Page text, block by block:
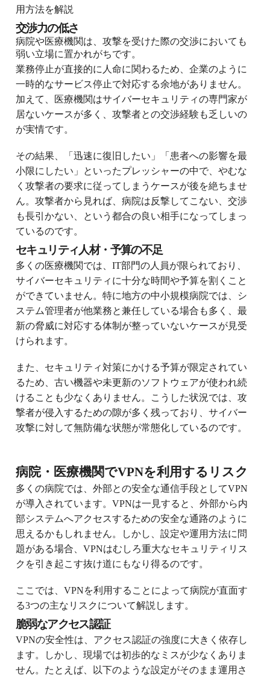
用方法を解説
交渉力の低さ
病院や医療機関は、攻撃を受けた際の交渉においても
弱い立場に置かれがちです。
業務停止が直接的に人命に関わるため、企業のように
一時的なサービス停止で対応する余地がありません。
加えて、医療機関はサイバーセキュリティの専門家が
居ないケースが多く、攻撃者との交渉経験も乏しいの
が実情です。
その結果、「迅速に復旧したい」「患者への影響を最
小限にしたい」といったプレッシャーの中で、やむな
く攻撃者の要求に従ってしまうケースが後を絶ちませ
ん。攻撃者から見れば、病院は反撃してこない、交渉
も長引かない、という都合の良い相手になってしまっ
ているのです。
セキュリティ人材・予算の不足
多くの医療機関では、IT部門の人員が限られており、
サイバーセキュリティに十分な時間や予算を割くこと
ができていません。特に地方の中小規模病院では、シ
ステム管理者が他業務と兼任している場合も多く、最
新の脅威に対応する体制が整っていないケースが見受
けられます。
また、セキュリティ対策にかける予算が限定されてい
るため、古い機器や未更新のソフトウェアが使われ続
けることも少なくありません。こうした状況では、攻
撃者が侵入するための隙が多く残っており、サイバー
攻撃に対して無防備な状態が常態化しているのです。
病院・医療機関でVPNを利用するリスク
多くの病院では、外部との安全な通信手段としてVPN
が導入されています。VPNは一見すると、外部から内
部システムへアクセスするための安全な通路のように
思えるかもしれません。しかし、設定や運用方法に問
題がある場合、VPNはむしろ重大なセキュリティリス
クを引き起こす抜け道にもなり得るのです。
ここでは、VPNを利用することによって病院が直面す
る3つの主なリスクについて解説します。
脆弱なアクセス認証
VPNの安全性は、アクセス認証の強度に大きく依存し
ます。しかし、現場では初歩的なミスが少なくありま
せん。たとえば、以下のような設定がそのまま運用さ